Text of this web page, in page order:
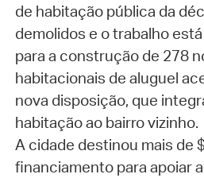
de habitação pública da
demolidos e o trabalho
para a construção de 278
habitacionais de aluguel
nova disposição, que
habitação ao bairro vizinho.
A cidade destinou mais de
financiamento para apoiar